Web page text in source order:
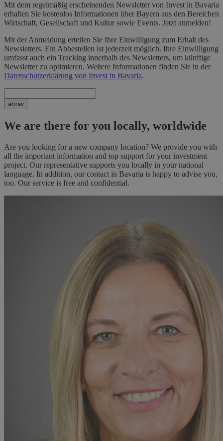
Mit dem regelmäßig erscheinenden Newsletter von Invest in Bavaria
erhalten Sie kostenlos Informationen über Bayern aus den Bereichen
Wirtschaft, Gesellschaft und Kultur sowie Events. Jetzt anmelden!
Mit der Anmeldung erteilen Sie Ihre Einwilligung zum Erhalt des
Newsletters. Ein Abbestellen ist jederzeit möglich. Ihre Einwilligung
umfasst auch ein Tracking innerhalb des Newsletters, um künftige
Newsletter zu optimieren. Weitere Informationen finden Sie in der
Datenschutzerklärung von Invest in Bavaria.
arrow
We are there for you locally, worldwide
Are you looking for a new company location? We provide you with
all the important information and top support for your investment
project. Our representative supports you locally in your national
language. In addition, our contact in Bavaria is happy to advise you,
too. Our service is free and confidential.